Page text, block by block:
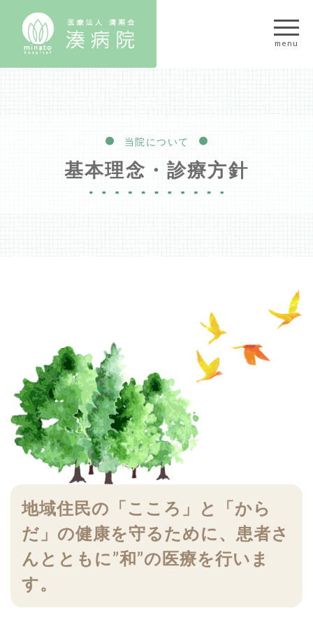
当院について
基本理念・診療方針
地域住民の「こころ」と「から
だ」の健康を守るために、 患者さ
んとともに”和”の医療を行いま
す。